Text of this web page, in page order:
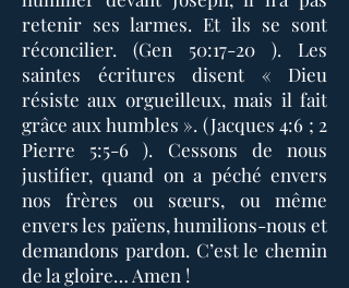
retenir ses larmes. Et ils se sont
réconcilier. (Gen 50:17-20 ). Les
saintes écritures disent « Dieu
résiste aux orgueilleux, mais il fait
grâce aux humbles ». (Jacques 4:6 ; 2
Pierre 5:5-6 ). Cessons de nous
justifier, quand on a péché envers
nos frères ou sœurs, ou même
envers les païens, humilions-nous et
demandons pardon. C’est le chemin
de la gloire… Amen !